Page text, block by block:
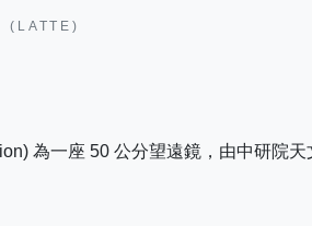
(LATTE)
為一座 50 公分望遠鏡，由中研院